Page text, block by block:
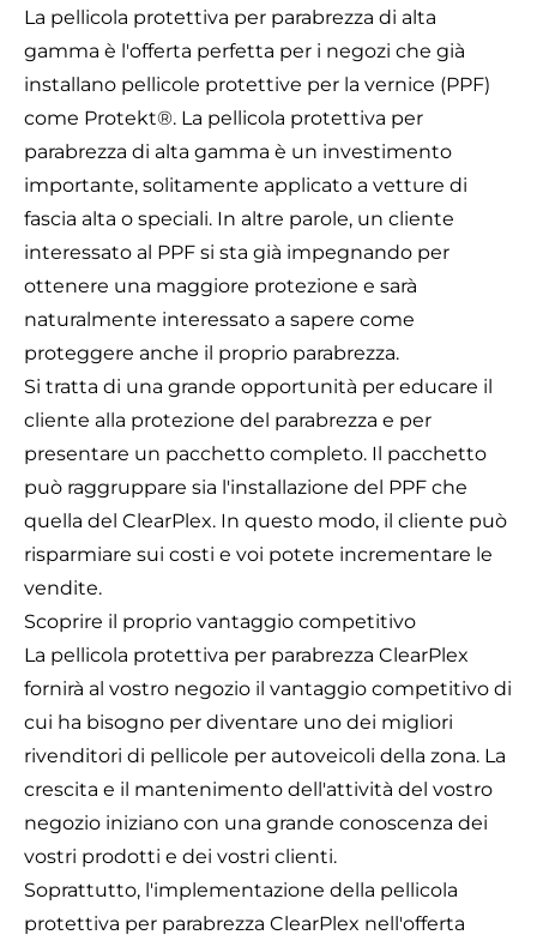
La pellicola protettiva per parabrezza di alta
gamma è l'offerta perfetta per i negozi che già
installano pellicole protettive per la vernice (PPF)
come Protekt®. La pellicola protettiva per
parabrezza di alta gamma è un investimento
importante, solitamente applicato a vetture di
fascia alta o speciali. In altre parole, un cliente
interessato al PPF si sta già impegnando per
ottenere una maggiore protezione e sarà
naturalmente interessato a sapere come
proteggere anche il proprio parabrezza.
Si tratta di una grande opportunità per educare il
cliente alla protezione del parabrezza e per
presentare un pacchetto completo. Il pacchetto
può raggruppare sia l'installazione del PPF che
quella del ClearPlex. In questo modo, il cliente può
risparmiare sui costi e voi potete incrementare le
vendite.
Scoprire il proprio vantaggio competitivo
La pellicola protettiva per parabrezza ClearPlex
fornirà al vostro negozio il vantaggio competitivo di
cui ha bisogno per diventare uno dei migliori
rivenditori di pellicole per autoveicoli della zona. La
crescita e il mantenimento dell'attività del vostro
negozio iniziano con una grande conoscenza dei
vostri prodotti e dei vostri clienti.
Soprattutto, l'implementazione della pellicola
protettiva per parabrezza ClearPlex nell'offerta